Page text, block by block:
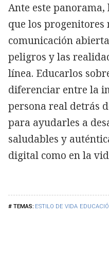
ESTILO DE VIDA
Ante este panorama,
que los progenitores
comunicación
peligros y las
línea. Educarlos
diferenciar entre la
persona real detrás
para ayudarles a
saludables y
digital como en la